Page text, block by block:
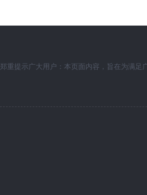
郑重提示广大用户：本页面内容，旨在为满